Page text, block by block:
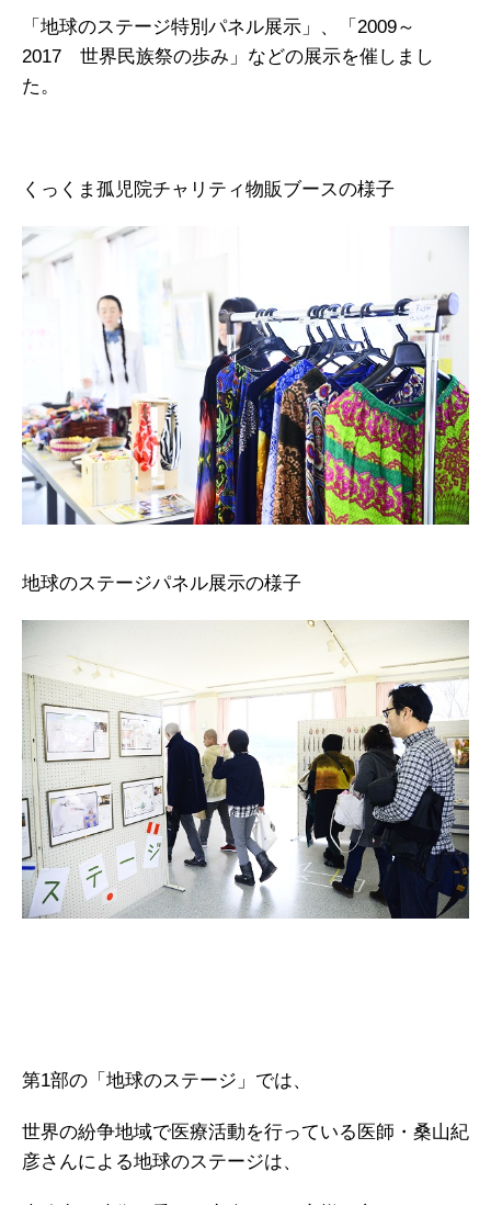
「地球のステージ特別パネル展示」、「2009～
2017 世界民族祭の歩み」などの展示を催しまし
た。
くっくま孤児院チャリティ物販ブースの様子
地球のステージパネル展示の様子
第1部の「地球のステージ」では、
世界の紛争地域で医療活動を行っている医師・桑山紀
彦さんによる地球のステージは、